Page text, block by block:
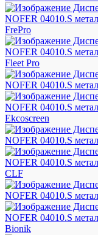
FrePro
Fleet Pro
Ekcoscreen
CLF
Bionik